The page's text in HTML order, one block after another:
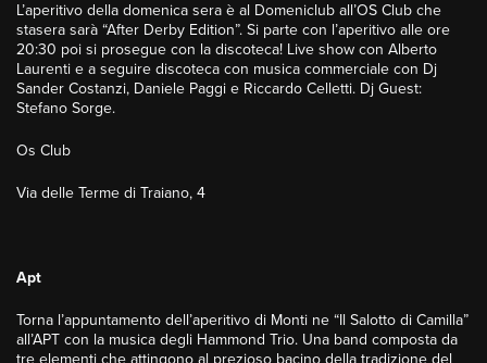
L’aperitivo della domenica sera è al Domeniclub all’OS Club che
stasera sarà “After Derby Edition”. Si parte con l’aperitivo alle ore
20:30 poi si prosegue con la discoteca! Live show con Alberto
Laurenti e a seguire discoteca con musica commerciale con Dj
Sander Costanzi, Daniele Paggi e Riccardo Celletti. Dj Guest:
Stefano Sorge.
Os Club
Via delle Terme di Traiano, 4
Apt
Torna l’appuntamento dell’aperitivo di Monti ne “Il Salotto di Camilla”
all’APT con la musica degli Hammond Trio. Una band composta da